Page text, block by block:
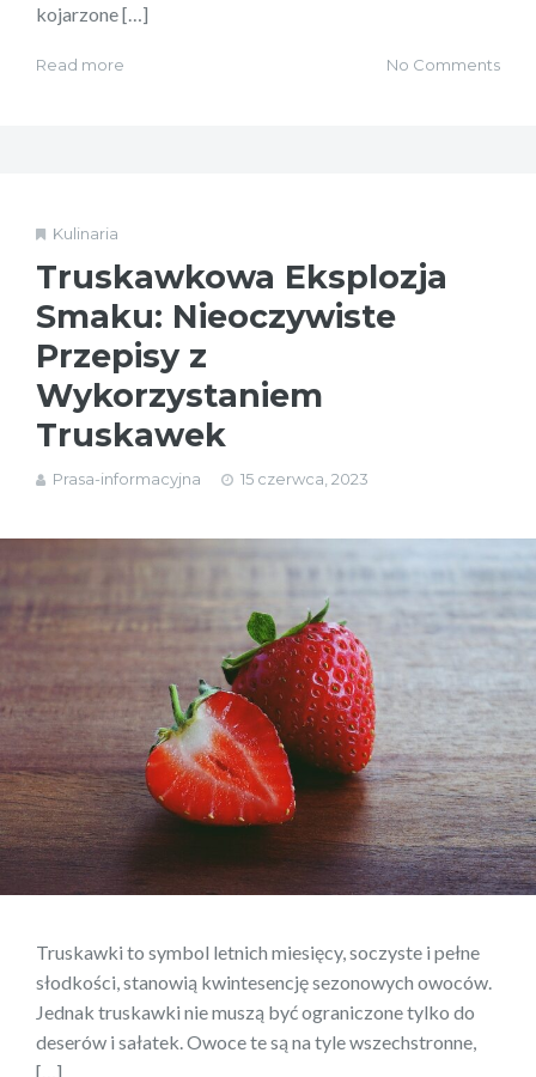
kojarzone […]
Read more No Comments
Kulinaria
Truskawkowa Eksplozja
Smaku: Nieoczywiste
Przepisy z
Wykorzystaniem
Truskawek
Prasa-informacyjna 15 czerwca, 2023
Truskawki to symbol letnich miesięcy, soczyste i pełne
słodkości, stanowią kwintesencję sezonowych owoców.
Jednak truskawki nie muszą być ograniczone tylko do
deserów i sałatek. Owoce te są na tyle wszechstronne,
[…]